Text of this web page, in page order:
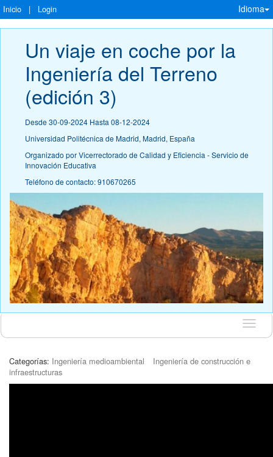
Inicio | Login Idioma
Un viaje en coche por la
Ingeniería del Terreno
(edición 3)
Desde 30-09-2024 Hasta 08-12-2024
Universidad Politécnica de Madrid, Madrid, España
Organizado por Vicerrectorado de Calidad y Eficiencia - Servicio de
Innovación Educativa
Teléfono de contacto: 910670265
Idioma
Categorías: Ingeniería medioambiental
Ingeniería de construcción e
infraestructuras